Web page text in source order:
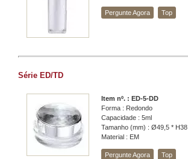
Pergunte Agora Top
Série ED/TD
Item nº. : ED-5-DD
Forma : Redondo
Capacidade : 5ml
Tamanho (mm) : Ø49,5 * H38
Material : EM
Pergunte Agora Top